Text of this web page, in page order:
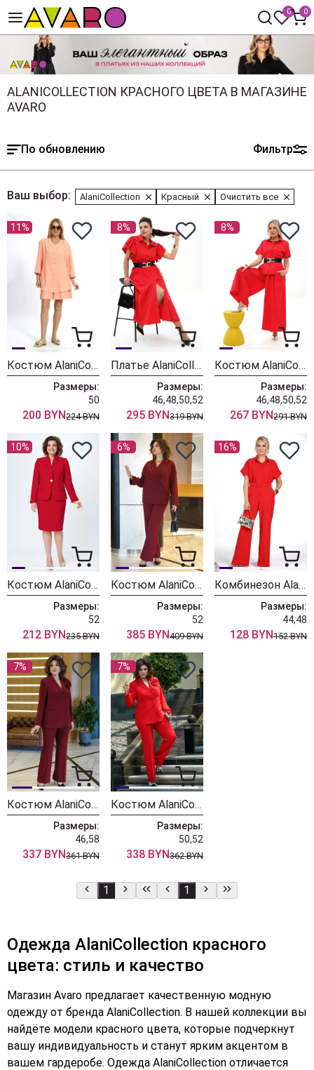
0 0
ALANICOLLECTION КРАСНОГО ЦВЕТА В МАГАЗИНЕ
AVARO
По обновлению Фильтр
Ваш выбор: AlaniCollection Красный Очистить все
11%
Костюм AlaniCollection 2575 персиковый
Размеры:
50
200 BYN224 BYN
8%
Платье AlaniCollection 2445 красный
Размеры:
46,48,50,52
295 BYN319 BYN
8%
Костюм AlaniCollection 2494 красный
Размеры:
46,48,50,52
267 BYN291 BYN
10%
Костюм AlaniCollection 2490 красный
Размеры:
52
212 BYN235 BYN
6%
Костюм AlaniCollection 2437 бордо
Размеры:
52
385 BYN409 BYN
16%
Комбинезон AlaniCollection 2470 красный
Размеры:
44,48
128 BYN152 BYN
7%
Костюм AlaniCollection 2143 бордо
Размеры:
46,58
337 BYN361 BYN
7%
Костюм AlaniCollection 2143
Размеры:
50,52
338 BYN362 BYN
1 1
Одежда AlaniCollection красного
цвета: стиль и качество
Магазин Avaro предлагает качественную модную
одежду от бренда AlaniCollection. В нашей коллекции вы
найдёте модели красного цвета, которые подчеркнут
вашу индивидуальность и станут ярким акцентом в
вашем гардеробе. Одежда AlaniCollection отличается